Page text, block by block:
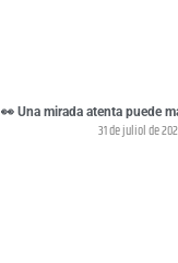
👀 Una mirada atenta puede
31 de juliol de